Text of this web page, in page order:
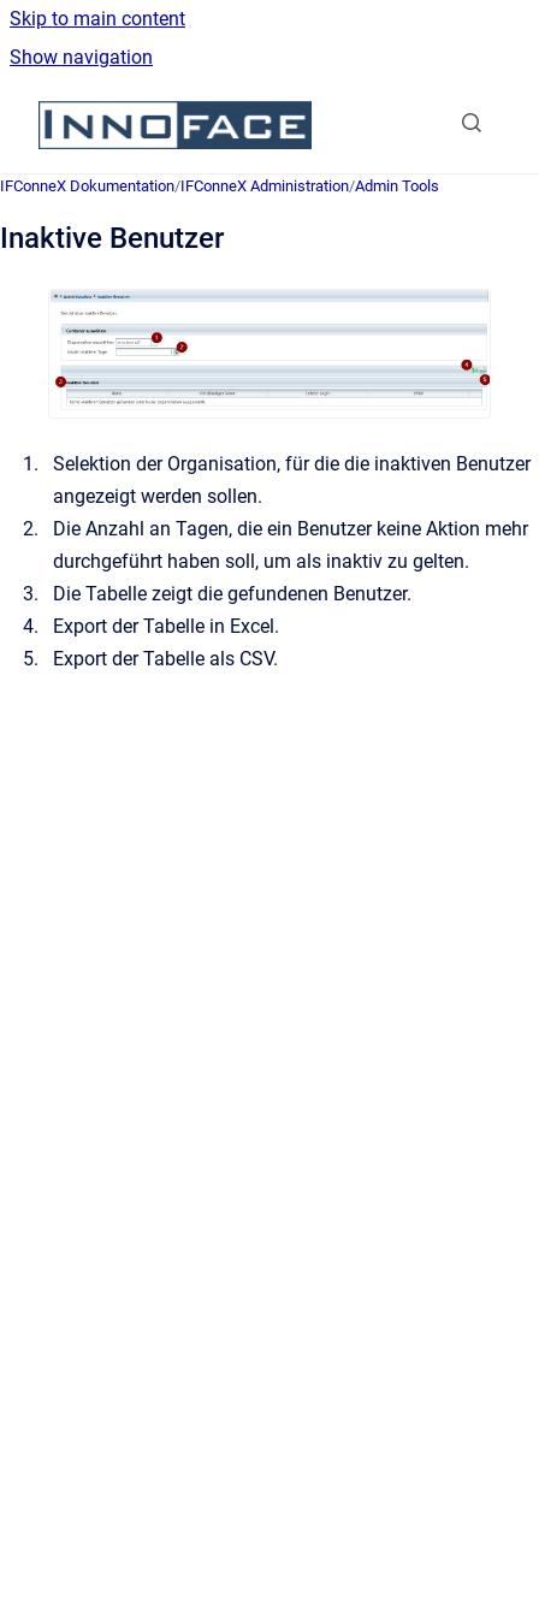
Skip to main content
Show navigation
Go to homepage
IFConneX Dokumentation/IFConneX Administration/Admin Tools
Inaktive Benutzer
Selektion der Organisation, für die die inaktiven Benutzer
angezeigt werden sollen.
Die Anzahl an Tagen, die ein Benutzer keine Aktion mehr
durchgeführt haben soll, um als inaktiv zu gelten.
Die Tabelle zeigt die gefundenen Benutzer.
Export der Tabelle in Excel.
Export der Tabelle als CSV.